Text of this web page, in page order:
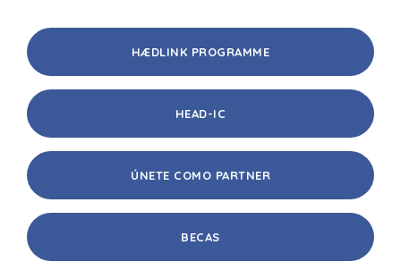
HÆDLINK PROGRAMME
HEAD-IC
ÚNETE COMO PARTNER
BECAS